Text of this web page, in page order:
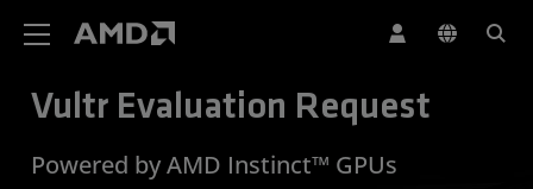
Vultr Evaluation Request
Powered by AMD Instinct™ GPUs